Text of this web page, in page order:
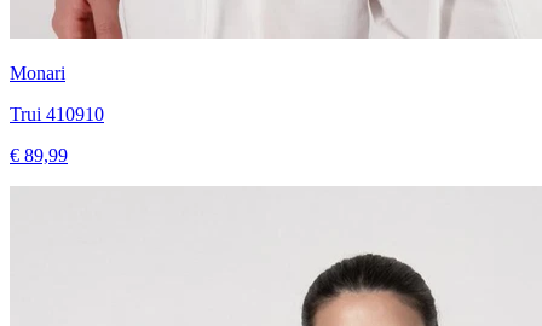
Monari
Trui 410910
€ 89,99